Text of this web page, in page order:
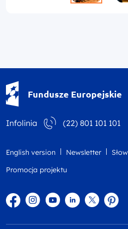
Fundusze Europejskie
Infolinia (22) 801 101 101
English version Newsletter
Promocja projektu
FacebookInstagram
YouTubeLinkedintwitter